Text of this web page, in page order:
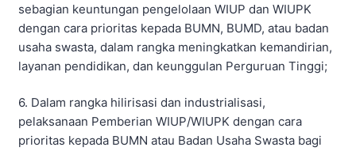
sebagian keuntungan pengelolaan WIUP dan WIUPK
dengan cara prioritas kepada BUMN, BUMD, atau badan
usaha swasta, dalam rangka meningkatkan kemandirian,
layanan pendidikan, dan keunggulan Perguruan Tinggi;
6. Dalam rangka hilirisasi dan industrialisasi,
pelaksanaan Pemberian WIUP/WIUPK dengan cara
prioritas kepada BUMN atau Badan Usaha Swasta bagi